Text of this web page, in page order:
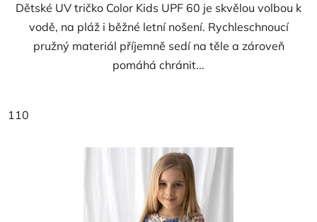
Dětské UV tričko Color Kids UPF 60 je skvělou volbou k
vodě, na pláž i běžné letní nošení. Rychleschnoucí
pružný materiál příjemně sedí na těle a zároveň
pomáhá chránit...
110